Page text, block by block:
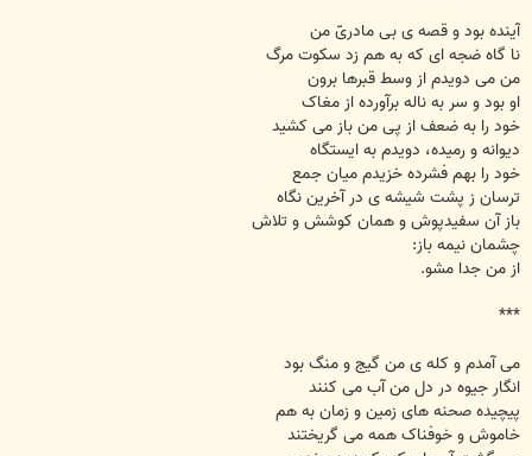
آینده بود و قصه ی بی مادریّ من
نا گاه ضجه ای که به هم زد سکوت مرگ
من می دویدم از وسط قبرها برون
او بود و سر به ناله برآورده از مغاک
خود را به ضعف از پی من باز می کشید
دیوانه و رمیده، دویدم به ایستگاه
خود را بهم فشرده خزیدم میان جمع
ترسان ز پشت شیشه ی در آخرین نگاه
باز آن سفیدپوش و همان کوشش و تلاش
چشمان نیمه باز:
از من جدا مشو.
***
می آمدم و کله ی من گیج و منگ بود
انگار جیوه در دل من آب می کنند
پیچیده صحنه های زمین و زمان به هم
خاموش و خوفناک همه می گریختند